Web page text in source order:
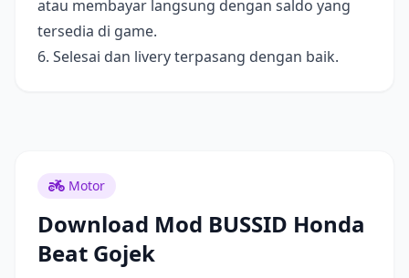
atau membayar langsung dengan saldo yang
tersedia di game.
6. Selesai dan livery terpasang dengan baik.
Motor
Download Mod BUSSID Honda
Beat Gojek